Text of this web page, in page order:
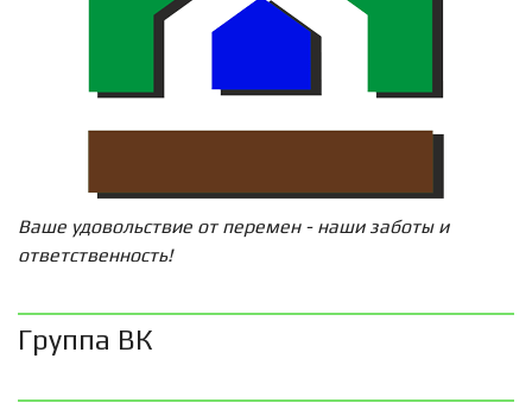
Ваше удовольствие от перемен - наши заботы и
ответственность!
Группа ВК